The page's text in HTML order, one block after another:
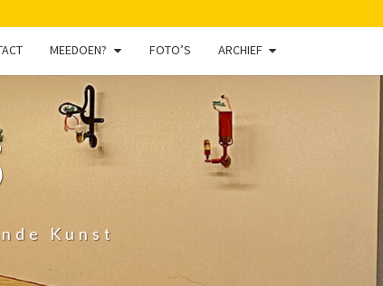
MEEDOEN? FOTO’S ARCHIEF
Kunst